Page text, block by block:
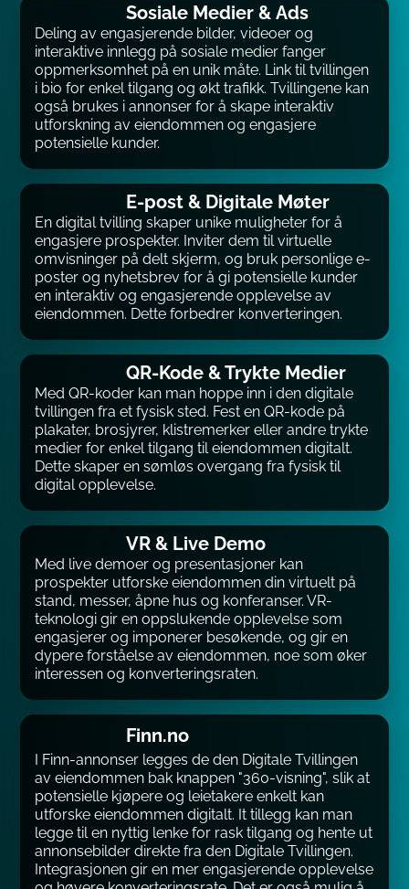
Sosiale Medier & Ads
Deling av engasjerende bilder, videoer og
interaktive innlegg på sosiale medier fanger
oppmerksomhet på en unik måte. Link til tvillingen
i bio for enkel tilgang og økt trafikk. Tvillingene kan
også brukes i annonser for å skape interaktiv
utforskning av eiendommen og engasjere
potensielle kunder.
E-post & Digitale Møter
En digital tvilling skaper unike muligheter for å
engasjere prospekter. Inviter dem til virtuelle
omvisninger på delt skjerm, og bruk personlige e-
poster og nyhetsbrev for å gi potensielle kunder
en interaktiv og engasjerende opplevelse av
eiendommen. Dette forbedrer konverteringen.
QR-Kode & Trykte Medier
Med QR-koder kan man hoppe inn i den digitale
tvillingen fra et fysisk sted. Fest en QR-kode på
plakater, brosjyrer, klistremerker eller andre trykte
medier for enkel tilgang til eiendommen digitalt.
Dette skaper en sømløs overgang fra fysisk til
digital opplevelse.
VR & Live Demo
Med live demoer og presentasjoner kan
prospekter utforske eiendommen din virtuelt på
stand, messer, åpne hus og konferanser. VR-
teknologi gir en oppslukende opplevelse som
engasjerer og imponerer besøkende, og gir en
dypere forståelse av eiendommen, noe som øker
interessen og konverteringsraten.
Finn.no
I Finn-annonser legges de den Digitale Tvillingen
av eiendommen bak knappen "360-visning", slik at
potensielle kjøpere og leietakere enkelt kan
utforske eiendommen digitalt. It tillegg kan man
legge til en nyttig lenke for rask tilgang og hente ut
annonsebilder direkte fra den Digitale Tvillingen.
Integrasjonen gir en mer engasjerende opplevelse